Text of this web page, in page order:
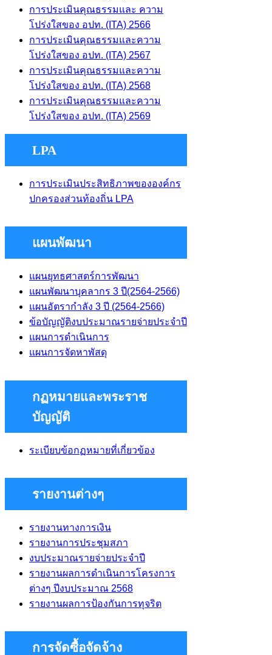
การประเมินคุณธรรมและ ความ
โปร่งใสของ อปท. (ITA) 2566
การประเมินคุณธรรมและความ
โปร่งใสของ อปท. (ITA) 2567
การประเมินคุณธรรมและความ
โปร่งใสของ อปท. (ITA) 2568
การประเมินคุณธรรมและความ
โปร่งใสของ อปท. (ITA) 2569
LPA
การประเมินประสิทธิภาพขององค์กร
ปกครองส่วนท้องถิ่น LPA
แผนพัฒนา
แผนยุทธศาสตร์การพัฒนา
แผนพัฒนาบุคลากร 3 ปี(2564-2566)
แผนอัตรากําลัง 3 ปี (2564-2566)
ข้อบัญญัติงบประมาณรายจ่ายประจำปี
แผนการดําเนินการ
แผนการจัดหาพัสดุ
กฏหมายและพระราช
บัญญัติ
ระเบียบข้อกฏหมายที่เกี่ยวข้อง
รายงานต่างๆ
รายงานทางการเงิน
รายงานการประชุมสภา
งบประมาณรายจ่ายประจำปี
รายงานผลการดำเนินการโครงการ
ต่างๆ ปีงบประมาณ 2568
รายงานผลการป้องกันการทุจริต
การจัดซื้อจัดจ้าง